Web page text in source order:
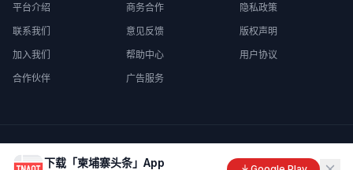
平台介绍
联系我们
加入我们
合作伙伴
商务合作
意见反馈
帮助中心
广告服务
隐私政策
版权声明
用户协议
Made with
in Cambodia
下载「柬埔寨头条」App